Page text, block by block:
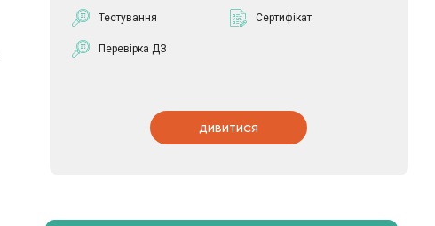
Тестування Сертифікат
Перевірка ДЗ
ДИВИТИСЯ